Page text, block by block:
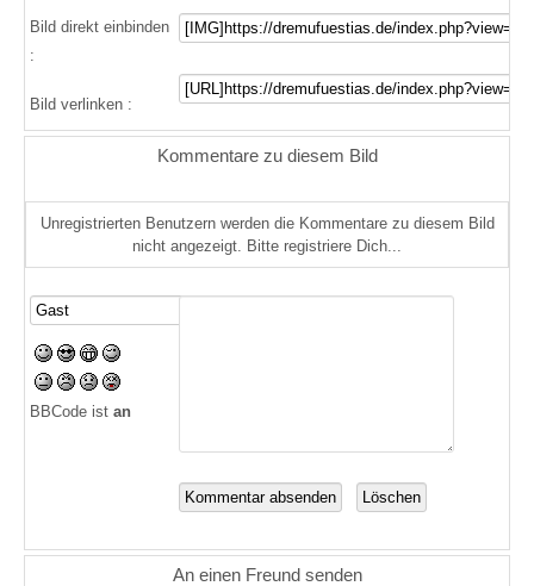
Bild direkt einbinden
:
Bild verlinken :
Kommentare zu diesem Bild
Unregistrierten Benutzern werden die Kommentare zu diesem Bild
nicht angezeigt. Bitte registriere Dich...
BBCode ist an
An einen Freund senden